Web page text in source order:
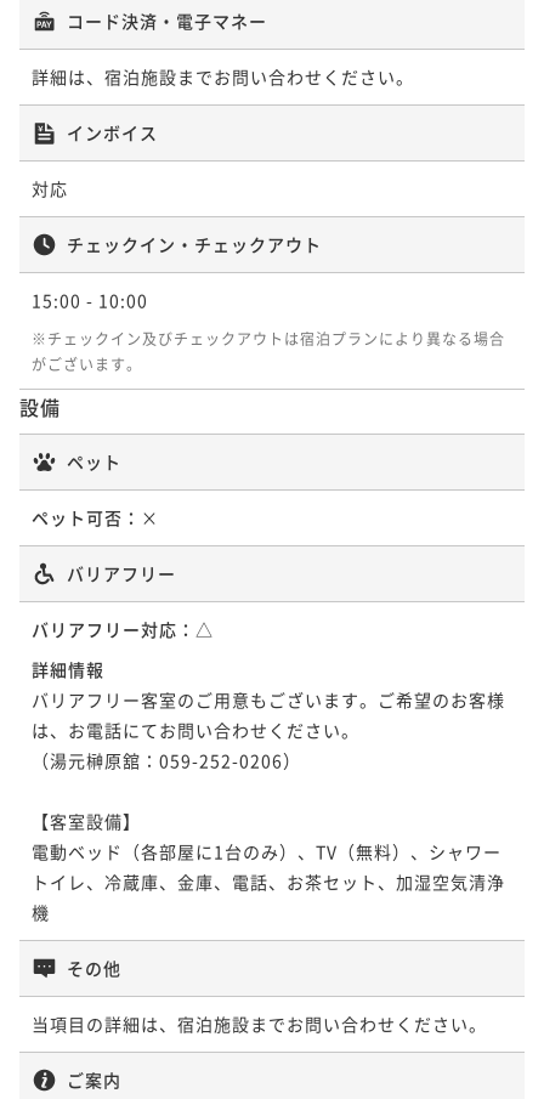
コード決済・電子マネー
詳細は、宿泊施設までお問い合わせください。
インボイス
対応
チェックイン・チェックアウト
15:00 - 10:00
※チェックイン及びチェックアウトは宿泊プランにより異なる場合
がございます。
設備
ペット
ペット可否： ×
バリアフリー
バリアフリー対応： △
詳細情報
バリアフリー客室のご用意もございます。ご希望のお客様
は、お電話にてお問い合わせください。
（湯元榊原舘：059-252-0206）
【客室設備】
電動ベッド（各部屋に1台のみ）、TV（無料）、シャワー
トイレ、冷蔵庫、金庫、電話、お茶セット、加湿空気清浄
機
その他
当項目の詳細は、宿泊施設までお問い合わせください。
ご案内